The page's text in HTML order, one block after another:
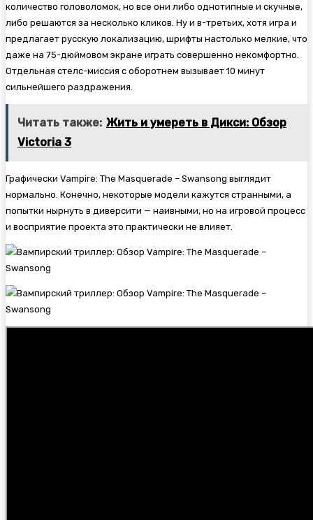
количество головоломок, но все они либо однотипные и скучные,
либо решаются за несколько кликов. Ну и в-третьих, хотя игра и
предлагает русскую локализацию, шрифты настолько мелкие, что
даже на 75-дюймовом экране играть совершенно некомфортно.
Отдельная стелс-миссия с оборотнем вызывает 10 минут
сильнейшего раздражения.
Читать также: Жить и умереть в Дикси: Обзор
Victoria 3
Графически Vampire: The Masquerade – Swansong выглядит
нормально. Конечно, некоторые модели кажутся странными, а
попытки нырнуть в диверсити — наивными, но на игровой процесс
и восприятие проекта это практически не влияет.